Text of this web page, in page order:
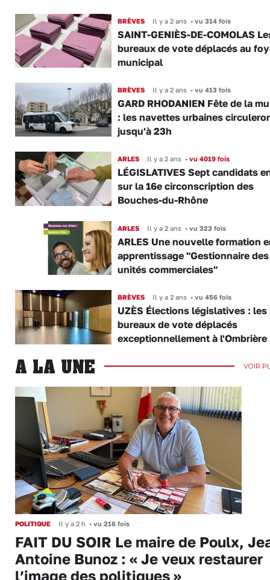
BRÈVES Il y a 2 ans •vu 314 fois
SAINT-GENIÈS-DE-COMOLAS
bureaux de vote déplacés au
municipal
BRÈVES Il y a 2 ans •vu 413 fois
GARD RHODANIEN Fête de la
: les navettes urbaines
jusqu'à 23h
ARLES Il y a 2 ans •vu 4019 fois
LÉGISLATIVES Sept candidats
sur la 16e circonscription des
Bouches-du-Rhône
ARLES Il y a 2 ans •vu 323 fois
ARLES Une nouvelle formation
apprentissage "Gestionnaire des
unités commerciales"
BRÈVES Il y a 2 ans •vu 456 fois
UZÈS Élections législatives : les
bureaux de vote déplacés
exceptionnellement à l'Ombrière
A LA UNE VOIR
POLITIQUE Il y a 2 h • vu 216 fois
FAIT DU SOIR Le maire de Poulx,
Antoine Bunoz : « Je veux restaurer
l’image des politiques »